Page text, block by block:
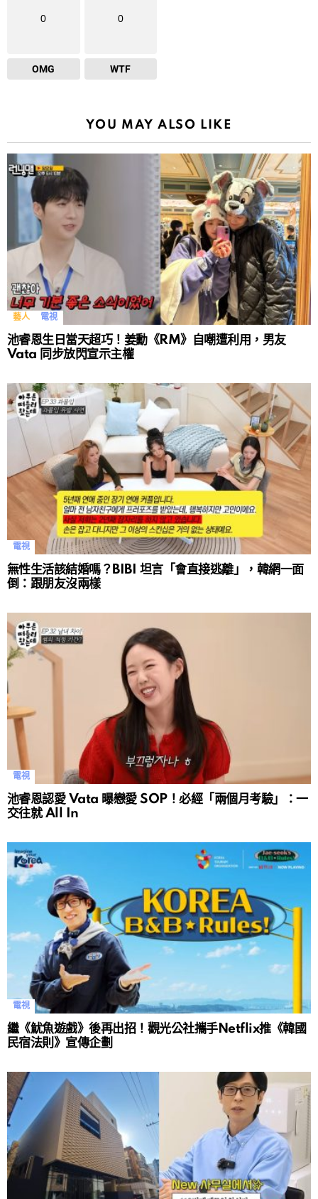
0
OMG
0
WTF
YOU MAY ALSO LIKE
藝人 電視
池睿恩生日當天超巧！姜勳《RM》自嘲遭利用，男友
Vata 同步放閃宣示主權
電視
無性生活該結婚嗎？BIBI 坦言「會直接逃離」，韓網一面
倒：跟朋友沒兩樣
電視
池睿恩認愛 Vata 曝戀愛 SOP！必經「兩個月考驗」：一
交往就 All In
電視
繼《魷魚遊戲》後再出招！觀光公社攜手Netflix推《韓國
民宿法則》宣傳企劃